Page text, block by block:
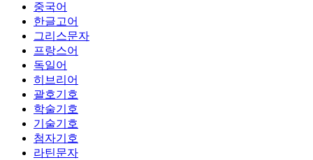
중국어
한글고어
그리스문자
프랑스어
독일어
히브리어
괄호기호
학술기호
기술기호
첨자기호
라틴문자